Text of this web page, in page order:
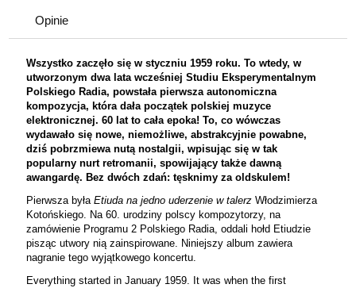
Opinie
Wszystko zaczęło się w styczniu 1959 roku. To wtedy, w
utworzonym dwa lata wcześniej Studiu Eksperymentalnym
Polskiego Radia, powstała pierwsza autonomiczna
kompozycja, która dała początek polskiej muzyce
elektronicznej. 60 lat to cała epoka! To, co wówczas
wydawało się nowe, niemożliwe, abstrakcyjnie powabne,
dziś pobrzmiewa nutą nostalgii, wpisując się w tak
popularny nurt retromanii, spowijający także dawną
awangardę. Bez dwóch zdań: tęsknimy za oldskulem!
Pierwsza była Etiuda na jedno uderzenie w talerz Włodzimierza
Kotońskiego. Na 60. urodziny polscy kompozytorzy, na
zamówienie Programu 2 Polskiego Radia, oddali hołd Etiudzie
pisząc utwory nią zainspirowane. Niniejszy album zawiera
nagranie tego wyjątkowego koncertu.
Everything started in January 1959. It was when the first